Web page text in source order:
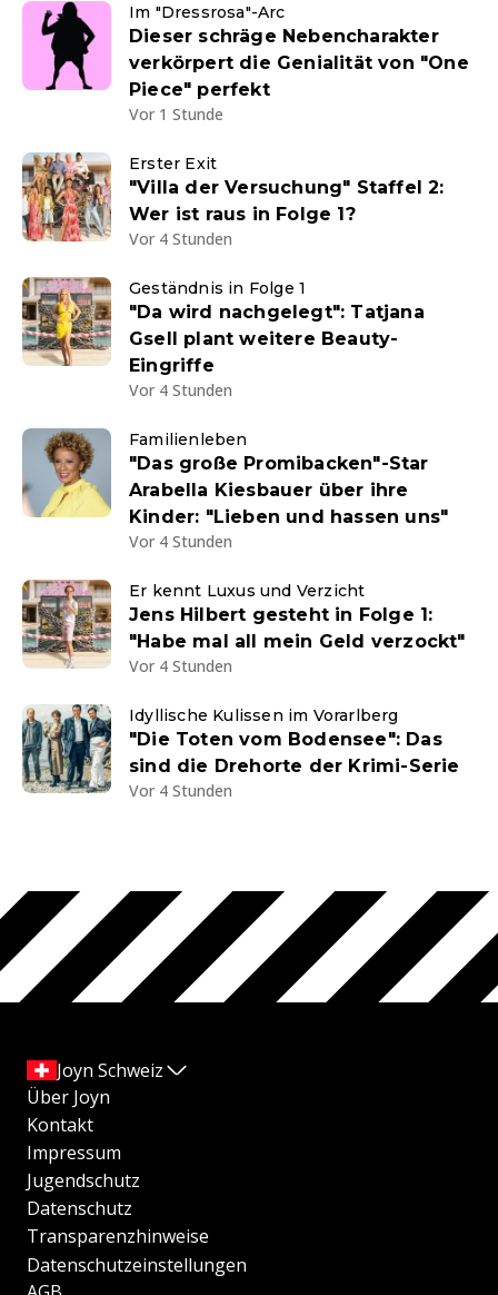
Im "Dressrosa"-Arc
Dieser schräge Nebencharakter
verkörpert die Genialität von "One
Piece" perfekt
Vor 1 Stunde
Erster Exit
"Villa der Versuchung" Staffel 2:
Wer ist raus in Folge 1?
Vor 4 Stunden
Geständnis in Folge 1
"Da wird nachgelegt": Tatjana
Gsell plant weitere Beauty-
Eingriffe
Vor 4 Stunden
Familienleben
"Das große Promibacken"-Star
Arabella Kiesbauer über ihre
Kinder: "Lieben und hassen uns"
Vor 4 Stunden
Er kennt Luxus und Verzicht
Jens Hilbert gesteht in Folge 1:
"Habe mal all mein Geld verzockt"
Vor 4 Stunden
Idyllische Kulissen im Vorarlberg
"Die Toten vom Bodensee": Das
sind die Drehorte der Krimi-Serie
Vor 4 Stunden
Joyn Schweiz
Über Joyn
Kontakt
Impressum
Jugendschutz
Datenschutz
Transparenzhinweise
Datenschutzeinstellungen